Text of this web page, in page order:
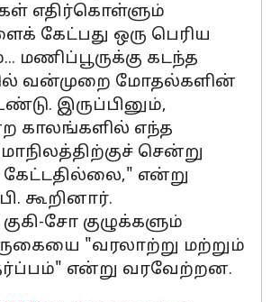
எதிர்கொள்ளும்
கேட்பது ஒரு பெரிய
மணிப்பூருக்கு கடந்த
வன்முறை மோதல்களின்
இருப்பினும்,
காலங்களில் எந்த
மாநிலத்திற்குச் சென்று
என்று
கூறினார்.
சோ குழுக்களும்
"வரலாற்று மற்றும்
என்று வரவேற்றன.